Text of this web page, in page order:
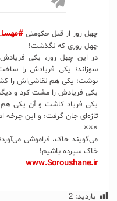
چهل روز از قتل حکومتی
چهل روزی که نگذشت!
در این چهل روز، یکی
سوزاند؛ یکی فریادش را
نوشت؛ یکی هم نقاشی‌اش را
یکی فریادش را مشت کرد و
یکی فریاد کاشت و آن یکی هم
تازه‌ای جان گرفت؛ و این چرخه
×××
می‌گویند خاک، فراموشی
خاک سپرده باشیم!
www.Soroushane.ir
بازدید: 2